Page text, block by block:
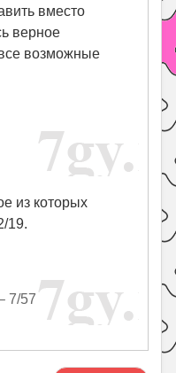
вместо
верное
возможные
из которых
19.
7/57